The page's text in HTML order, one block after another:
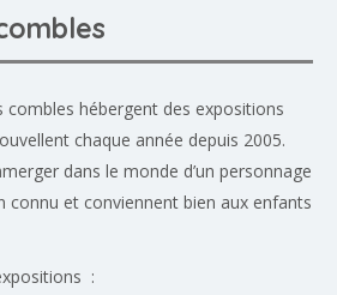
combles hébergent des expositions
chaque année depuis 2005.
dans le monde d’un personnage
connu et conviennent bien aux enfants
: